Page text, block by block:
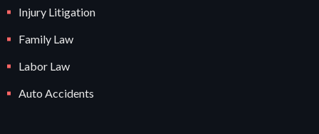
Injury Litigation
Family Law
Labor Law
Auto Accidents